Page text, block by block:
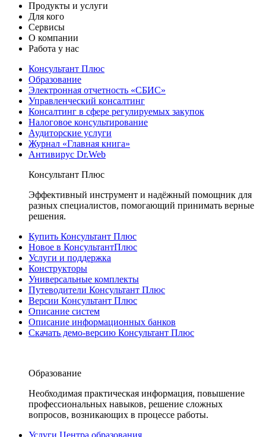
Продукты и услуги
Для кого
Сервисы
О компании
Работа у нас
Консультант Плюс
Образование
Электронная отчетность «СБИС»
Управленческий консалтинг
Консалтинг в сфере регулируемых закупок
Налоговое консультирование
Аудиторские услуги
Журнал «Главная книга»
Антивирус Dr.Web
Консультант Плюс
Эффективный инструмент и надёжный помощник для
разных специалистов, помогающий принимать верные
решения.
Купить Консультант Плюс
Новое в КонсультантПлюс
Услуги и поддержка
Конструкторы
Универсальные комплекты
Путеводители Консультант Плюс
Версии Консультант Плюс
Описание систем
Описание информационных банков
Скачать демо-версию Консультант Плюс
Образование
Необходимая практическая информация, повышение
профессиональных навыков, решение сложных
вопросов, возникающих в процессе работы.
Услуги Центра образования